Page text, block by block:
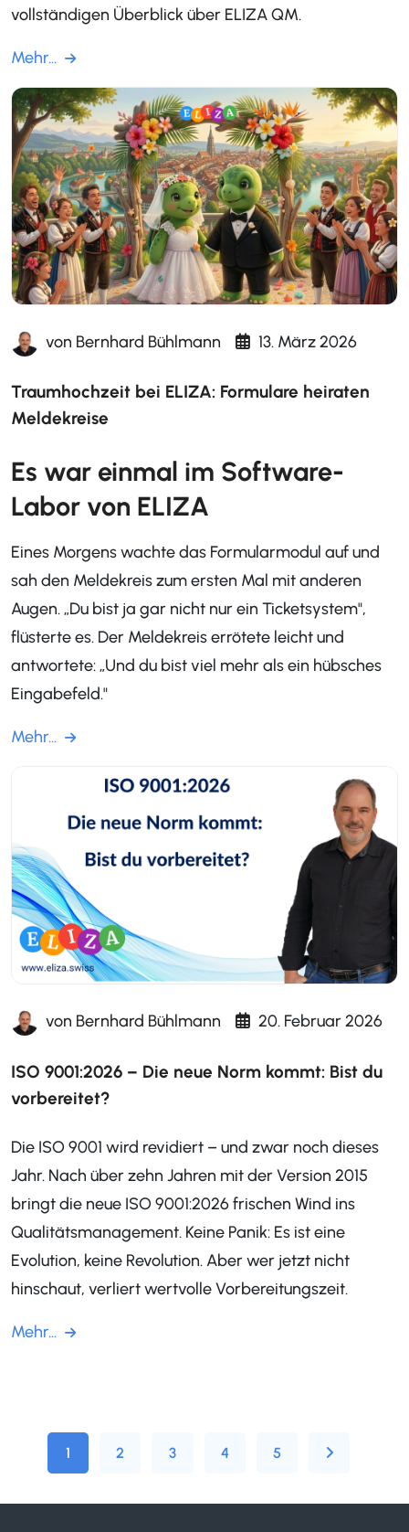
vollständigen Überblick über ELIZA QM.
Mehr...
von Bernhard Bühlmann 13. März 2026
Traumhochzeit bei ELIZA: Formulare heiraten
Meldekreise
Es war einmal im Software-
Labor von ELIZA
Eines Morgens wachte das Formularmodul auf und
sah den Meldekreis zum ersten Mal mit anderen
Augen. „Du bist ja gar nicht nur ein Ticketsystem",
flüsterte es. Der Meldekreis errötete leicht und
antwortete: „Und du bist viel mehr als ein hübsches
Eingabefeld."
Mehr...
von Bernhard Bühlmann 20. Februar 2026
ISO 9001:2026 – Die neue Norm kommt: Bist du
vorbereitet?
Die ISO 9001 wird revidiert – und zwar noch dieses
Jahr. Nach über zehn Jahren mit der Version 2015
bringt die neue ISO 9001:2026 frischen Wind ins
Qualitätsmanagement. Keine Panik: Es ist eine
Evolution, keine Revolution. Aber wer jetzt nicht
hinschaut, verliert wertvolle Vorbereitungszeit.
Mehr...
1 2 3 4 5